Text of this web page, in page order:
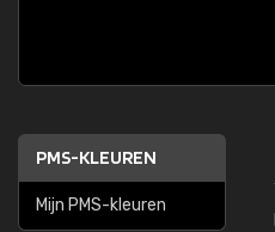
PMS-KLEUREN
Mijn PMS-kleuren